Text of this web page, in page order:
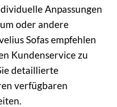
Anpassungen
oder andere
Sofas empfehlen
Kundenservice zu
detaillierte
verfügbaren